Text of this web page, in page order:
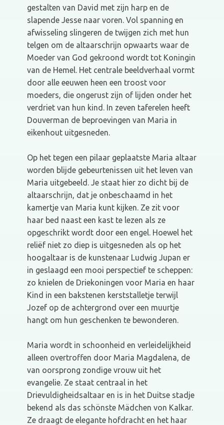
gestalten van David met zijn harp en de
slapende Jesse naar voren. Vol spanning en
afwisseling slingeren de twijgen zich met hun
telgen om de altaarschrijn opwaarts waar de
Moeder van God gekroond wordt tot Koningin
van de Hemel. Het centrale beeldverhaal vormt
door alle eeuwen heen een troost voor
moeders, die ongerust zijn of lijden onder het
verdriet van hun kind. In zeven taferelen heeft
Douverman de beproevingen van Maria in
eikenhout uitgesneden.
Op het tegen een pilaar geplaatste Maria altaar
worden blijde gebeurtenissen uit het leven van
Maria uitgebeeld. Je staat hier zo dicht bij de
altaarschrijn, dat je onbeschaamd in het
kamertje van Maria kunt kijken. Ze zit voor
haar bed naast een kast te lezen als ze
opgeschrikt wordt door een engel. Hoewel het
reliëf niet zo diep is uitgesneden als op het
hoogaltaar is de kunstenaar Ludwig Jupan er
in geslaagd een mooi perspectief te scheppen:
zo knielen de Driekoningen voor Maria en haar
Kind in een bakstenen kerststalletje terwijl
Jozef op de achtergrond over een muurtje
hangt om hun geschenken te bewonderen.
Maria wordt in schoonheid en verleidelijkheid
alleen overtroffen door Maria Magdalena, de
van oorsprong zondige vrouw uit het
evangelie. Ze staat centraal in het
Drievuldigheidsaltaar en is in het Duitse stadje
bekend als das schönste Mädchen von Kalkar.
Ze draagt de elegante hofdracht en het haar